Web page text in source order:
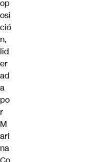
op
osi
ció
n,
lid
er
ad
a
po
r
M
ari
na